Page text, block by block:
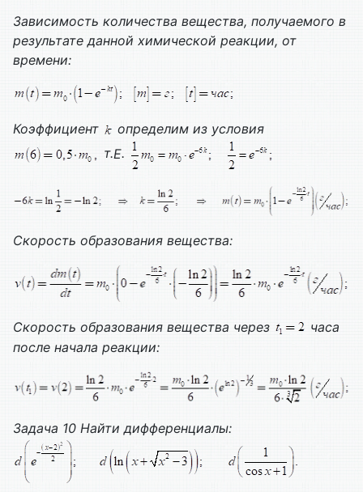
Зависимость количества вещества, получаемого в
результате данной химической реакции, от
времени:
Коэффициент
определим из условия
т.E.
Скорость образования вещества:
Скорость образования вещества через
часа
после начала реакции:
Задача 10 Найти дифференциалы: